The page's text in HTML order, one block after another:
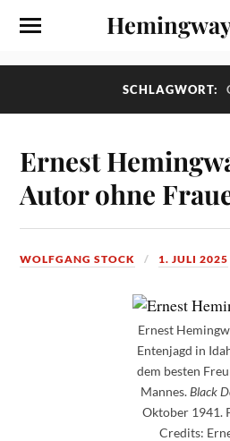
SCHLAGWORT:
Ernest
Autor ohne
WOLFGANG STOCK 1. JULI 2025
Ernest
Entenjagd in
dem besten
Mannes.Black
Oktober 1941.
Credits: